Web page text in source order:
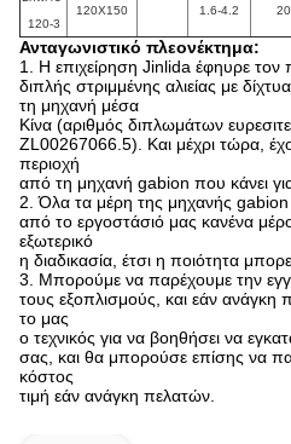
120-3
120X150 1.6-4.2 20
Ανταγωνιστικό πλεονέκτημα:
1. Η επιχείρηση Jinlida έφηυρε τον
διπλής στριμμένης αλιείας με
τη μηχανή μέσα
Κίνα (αριθμός διπλωμάτων
ZL00267066.5). Και μέχρι τώρα,
περιοχή
από τη μηχανή gabion που κάνει
2. Όλα τα μέρη της μηχανής gabion
από το εργοστάσιό μας κανένα
εξωτερικό
η διαδικασία, έτσι η ποιότητα
3. Μπορούμε να παρέχουμε την
τους εξοπλισμούς, και εάν ανάγκη
το μας
ο τεχνικός για να βοηθήσει να
σας, και θα μπορούσε επίσης να
κόστος
τιμή εάν ανάγκη πελατών.